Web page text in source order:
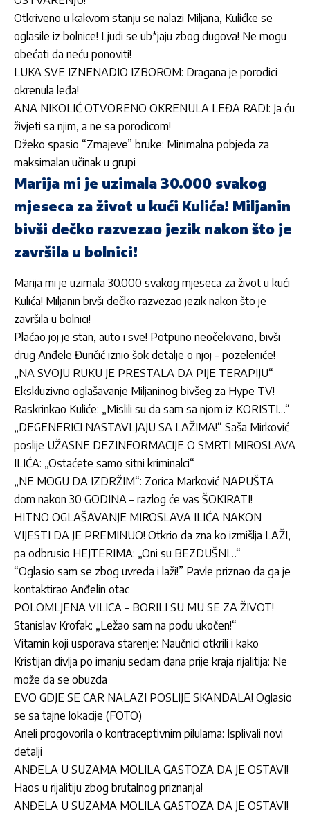
Otkriveno u kakvom stanju se nalazi Miljana, Kulićke se
oglasile iz bolnice! Ljudi se ub*jaju zbog dugova! Ne mogu
obećati da neću ponoviti!
LUKA SVE IZNENADIO IZBOROM: Dragana je porodici
okrenula leđa!
ANA NIKOLIĆ OTVORENO OKRENULA LEĐA RADI: Ja ću
živjeti sa njim, a ne sa porodicom!
Džeko spasio “Zmajeve” bruke: Minimalna pobjeda za
maksimalan učinak u grupi
Marija mi je uzimala 30.000 svakog
mjeseca za život u kući Kulića! Miljanin
bivši dečko razvezao jezik nakon što je
završila u bolnici!
Marija mi je uzimala 30.000 svakog mjeseca za život u kući
Kulića! Miljanin bivši dečko razvezao jezik nakon što je
završila u bolnici!
Plaćao joj je stan, auto i sve! Potpuno neočekivano, bivši
drug Anđele Đuričić iznio šok detalje o njoj – pozeleniće!
„NA SVOJU RUKU JE PRESTALA DA PIJE TERAPIJU“
Ekskluzivno oglašavanje Miljaninog bivšeg za Hype TV!
Raskrinkao Kuliće: „Mislili su da sam sa njom iz KORISTI…“
„DEGENERICI NASTAVLJAJU SA LAŽIMA!“ Saša Mirković
poslije UŽASNE DEZINFORMACIJE O SMRTI MIROSLAVA
ILIĆA: „Ostaćete samo sitni kriminalci“
„NE MOGU DA IZDRŽIM“: Zorica Marković NAPUŠTA
dom nakon 30 GODINA – razlog će vas ŠOKIRATI!
HITNO OGLAŠAVANJE MIROSLAVA ILIĆA NAKON
VIJESTI DA JE PREMINUO! Otkrio da zna ko izmišlja LAŽI,
pa odbrusio HEJTERIMA: „Oni su BEZDUŠNI…“
“Oglasio sam se zbog uvreda i laži!” Pavle priznao da ga je
kontaktirao Anđelin otac
POLOMLJENA VILICA – BORILI SU MU SE ZA ŽIVOT!
Stanislav Krofak: „Ležao sam na podu ukočen!“
Vitamin koji usporava starenje: Naučnici otkrili i kako
Kristijan divlja po imanju sedam dana prije kraja rijalitija: Ne
može da se obuzda
EVO GDJE SE CAR NALAZI POSLIJE SKANDALA! Oglasio
se sa tajne lokacije (FOTO)
Aneli progovorila o kontraceptivnim pilulama: Isplivali novi
detalji
ANĐELA U SUZAMA MOLILA GASTOZA DA JE OSTAVI!
Haos u rijalitiju zbog brutalnog priznanja!
ANĐELA U SUZAMA MOLILA GASTOZA DA JE OSTAVI!